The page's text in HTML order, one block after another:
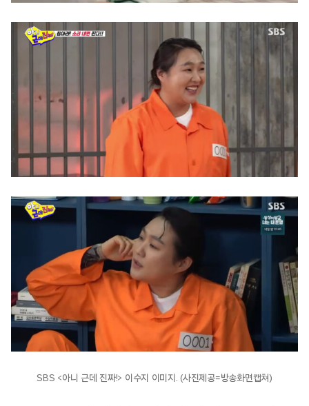
SBS <아니 근데 진짜!> 이수지 이미지. (사진제공=방송화면캡쳐)